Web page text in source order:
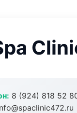
8 (924) 818 52